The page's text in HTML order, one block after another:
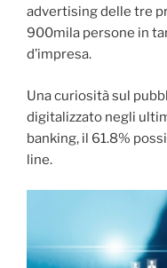
advertising delle tre
900mila persone in
d’impresa.
Una curiosità sul
digitalizzato negli
banking, il 61.8%
line.